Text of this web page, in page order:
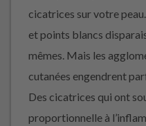
cicatrices sur votre
et points blancs
mêmes. Mais les
cutanées engendrent
Des cicatrices qui ont
proportionnelle à